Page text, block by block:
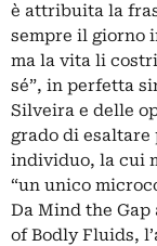
è attribuita la
sempre il giorno
ma la vita li
sé”, in perfetta
Silveira e delle
grado di
individuo, la cui
“un unico
Da Mind the
of Bodly Fluids,